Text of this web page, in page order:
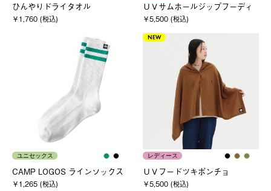
ひんやりドライタオル
￥1,760 (税込)
ＵＶサムホールジップフーディ
￥5,500 (税込)
ユニセックス
CAMP LOGOS ラインソックス
￥1,265 (税込)
NEW
レディース
ＵＶフードツキポンチョ
￥5,500 (税込)